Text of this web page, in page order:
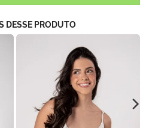
DESSE PRODUTO